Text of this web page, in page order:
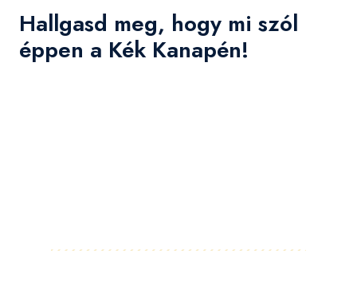
FELHÍVÁS
Hallgasd meg, hogy mi szól
éppen a Kék Kanapén!